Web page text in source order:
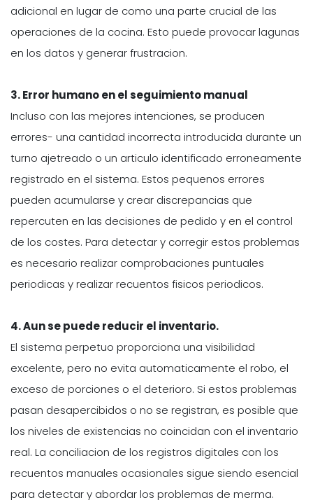
adicional en lugar de como una parte crucial de las
operaciones de la cocina. Esto puede provocar lagunas
en los datos y generar frustracion.
3. Error humano en el seguimiento manual
Incluso con las mejores intenciones, se producen
errores- una cantidad incorrecta introducida durante un
turno ajetreado o un articulo identificado erroneamente
registrado en el sistema. Estos pequenos errores
pueden acumularse y crear discrepancias que
repercuten en las decisiones de pedido y en el control
de los costes. Para detectar y corregir estos problemas
es necesario realizar comprobaciones puntuales
periodicas y realizar recuentos fisicos periodicos.
4. Aun se puede reducir el inventario.
El sistema perpetuo proporciona una visibilidad
excelente, pero no evita automaticamente el robo, el
exceso de porciones o el deterioro. Si estos problemas
pasan desapercibidos o no se registran, es posible que
los niveles de existencias no coincidan con el inventario
real. La conciliacion de los registros digitales con los
recuentos manuales ocasionales sigue siendo esencial
para detectar y abordar los problemas de merma.